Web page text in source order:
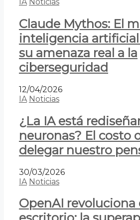
Claude Mythos: El
inteligencia
su amenaza real a la
ciberseguridad
12/04/2026
IA Noticias
¿La IA está
neuronas? El costo
delegar nuestro
30/03/2026
IA Noticias
OpenAI revoluciona